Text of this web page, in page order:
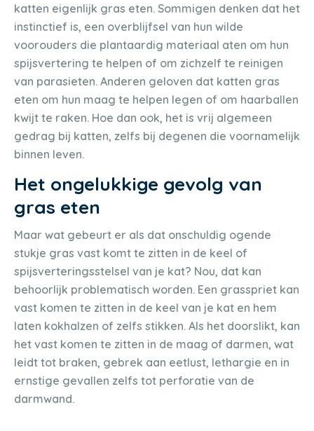
katten eigenlijk gras eten. Sommigen denken dat het
instinctief is, een overblijfsel van hun wilde
voorouders die plantaardig materiaal aten om hun
spijsvertering te helpen of om zichzelf te reinigen
van parasieten. Anderen geloven dat katten gras
eten om hun maag te helpen legen of om haarballen
kwijt te raken. Hoe dan ook, het is vrij algemeen
gedrag bij katten, zelfs bij degenen die voornamelijk
binnen leven.
Het ongelukkige gevolg van
gras eten
Maar wat gebeurt er als dat onschuldig ogende
stukje gras vast komt te zitten in de keel of
spijsverteringsstelsel van je kat? Nou, dat kan
behoorlijk problematisch worden. Een grasspriet kan
vast komen te zitten in de keel van je kat en hem
laten kokhalzen of zelfs stikken. Als het doorslikt, kan
het vast komen te zitten in de maag of darmen, wat
leidt tot braken, gebrek aan eetlust, lethargie en in
ernstige gevallen zelfs tot perforatie van de
darmwand.